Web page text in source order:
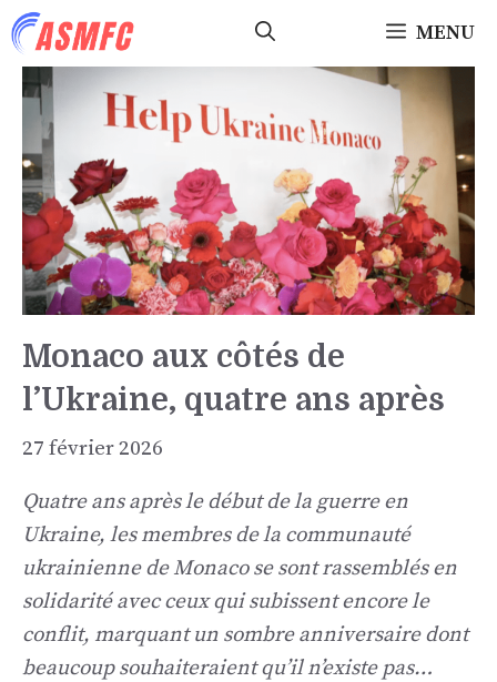
Aller
au
contenu
MENU
Monaco aux côtés de
l’Ukraine, quatre ans après
27 février 2026
Quatre ans après le début de la guerre en
Ukraine, les membres de la communauté
ukrainienne de Monaco se sont rassemblés en
solidarité avec ceux qui subissent encore le
conflit, marquant un sombre anniversaire dont
beaucoup souhaiteraient qu’il n’existe pas…